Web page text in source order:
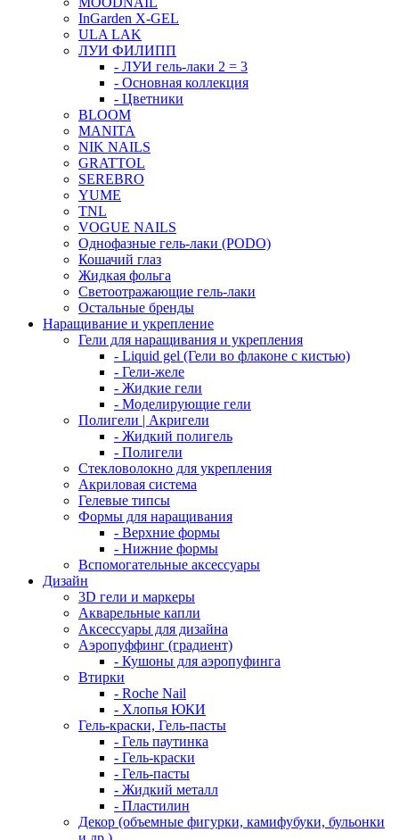
InGarden X-GEL
ULA LAK
ЛУИ ФИЛИПП
- ЛУИ гель-лаки 2 = 3
- Основная коллекция
- Цветники
BLOOM
MANITA
NIK NAILS
GRATTOL
SEREBRO
YUME
TNL
VOGUE NAILS
Однофазные гель-лаки (PODO)
Кошачий глаз
Жидкая фольга
Светоотражающие гель-лаки
Остальные бренды
Наращивание и укрепление
Гели для наращивания и укрепления
- Liquid gel (Гели во флаконе с кистью)
- Гели-желе
- Жидкие гели
- Моделирующие гели
Полигели | Акригели
- Жидкий полигель
- Полигели
Стекловолокно для укрепления
Акриловая система
Гелевые типсы
Формы для наращивания
- Верхние формы
- Нижние формы
Вспомогательные аксессуары
Дизайн
3D гели и маркеры
Акварельные капли
Аксессуары для дизайна
Аэропуффинг (градиент)
- Кушоны для аэропуфинга
Втирки
- Roche Nail
- Хлопья ЮКИ
Гель-краски, Гель-пасты
- Гель паутинка
- Гель-краски
- Гель-пасты
- Жидкий металл
- Пластилин
Декор (объемные фигурки, камифубуки, бульонки